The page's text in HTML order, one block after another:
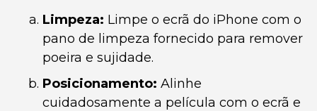
Limpeza: Limpe o ecrã do iPhone com o
pano de limpeza fornecido para remover
poeira e sujidade.
Posicionamento: Alinhe
cuidadosamente a película com o ecrã e